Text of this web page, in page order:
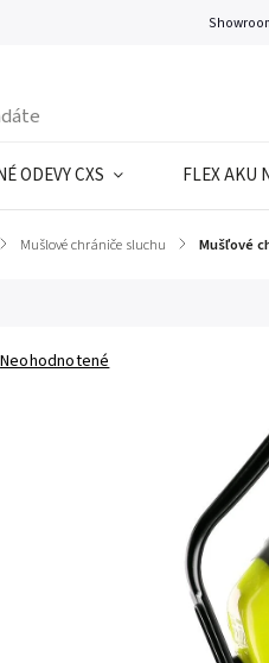
ODEVY CXS FLEX AKU
/ Mušlové chrániče sluchu / Mušľové
Neohodnotené